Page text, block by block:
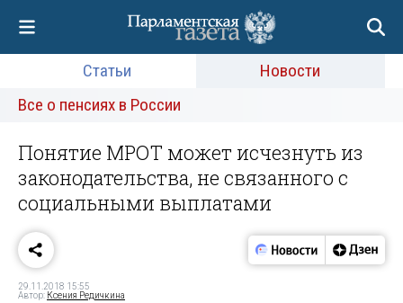
Статьи
Новости
Все о пенсиях в России
Понятие МРОТ может исчезнуть из
законодательства, не связанного с
социальными выплатами
29.11.2018 15:55
Автор: Ксения Редичкина